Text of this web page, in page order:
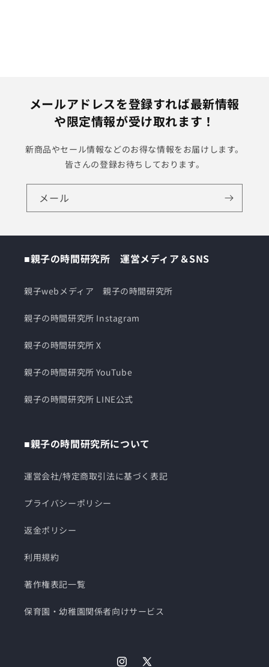
メールアドレスを登録すれば最新情報
や限定情報が受け取れます！
新商品やセール情報などのお得な情報をお届けします。
皆さんの登録お待ちしております。
メール
■親子の時間研究所 運営メディア＆SNS
親子webメディア 親子の時間研究所
親子の時間研究所 Instagram
親子の時間研究所 X
親子の時間研究所 YouTube
親子の時間研究所 LINE公式
■親子の時間研究所について
運営会社/特定商取引法に基づく表記
プライバシーポリシー
返金ポリシー
利用規約
著作権表記一覧
保育園・幼稚園関係者向けサービス